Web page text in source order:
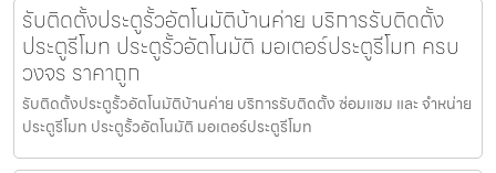
รับติดตั้งประตูรั้วอัตโนมัติบ้านค่าย บริการรับติดตั้ง
ประตูรีโมท ประตูรั้วอัตโนมัติ มอเตอร์ประตูรีโมท ครบ
วงจร ราคาถูก
รับติดตั้งประตูรั้วอัตโนมัติบ้านค่าย บริการรับติดตั้ง ซ่อมแซม และ จำหน่าย
ประตูรีโมท ประตูรั้วอัตโนมัติ มอเตอร์ประตูรีโมท